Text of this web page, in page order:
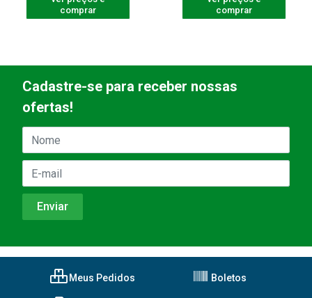
comprar
comprar
Cadastre-se para receber nossas
ofertas!
Meus Pedidos Boletos